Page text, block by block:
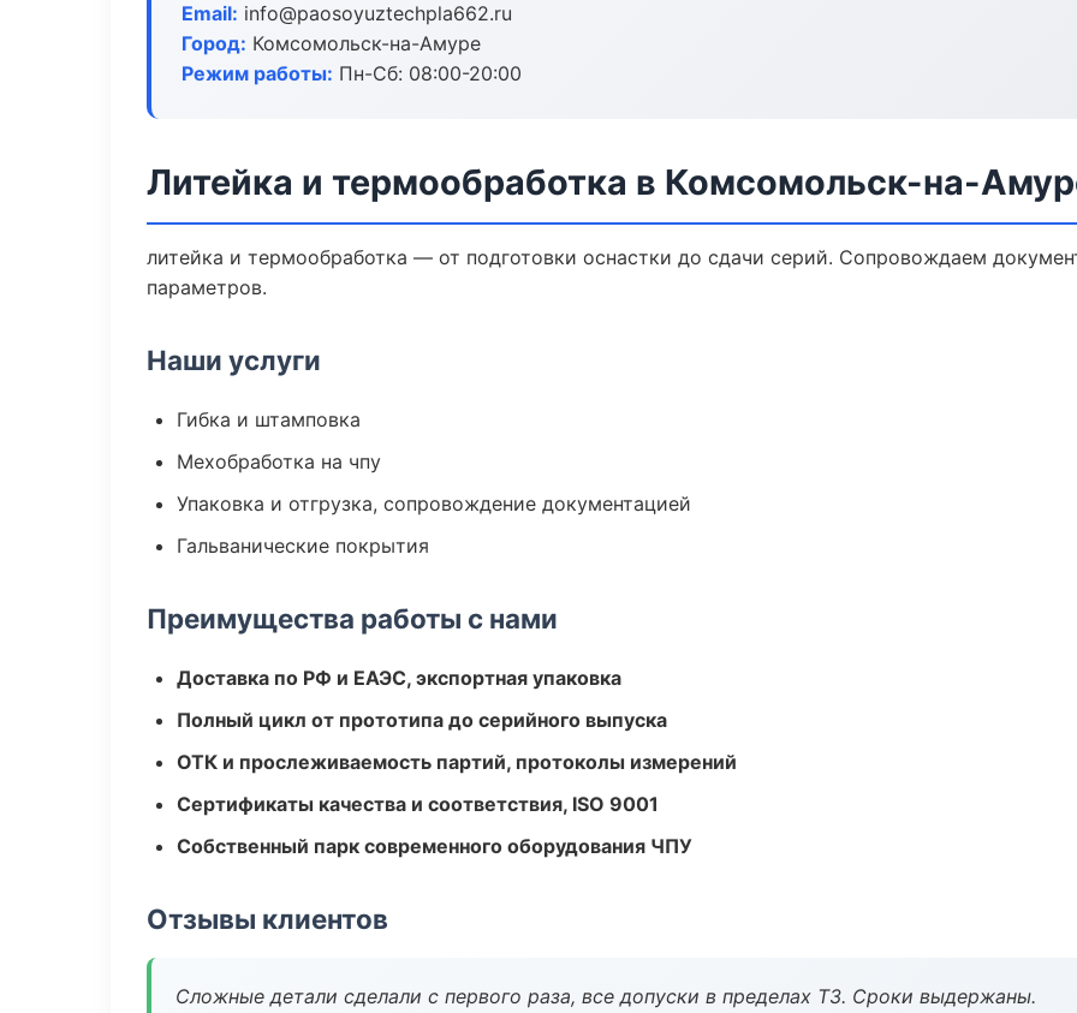
Email: info@paosoyuztechpla662.ru
Город: Комсомольск-на-Амуре
Режим работы: Пн-Сб: 08:00-20:00
Литейка и термообработка в Комсомольск-на-
литейка и термообработка — от подготовки оснастки до сдачи серий. Сопровождаем
параметров.
Наши услуги
Гибка и штамповка
Мехобработка на чпу
Упаковка и отгрузка, сопровождение документацией
Гальванические покрытия
Преимущества работы с нами
Доставка по РФ и ЕАЭС, экспортная упаковка
Полный цикл от прототипа до серийного выпуска
ОТК и прослеживаемость партий, протоколы измерений
Сертификаты качества и соответствия, ISO 9001
Собственный парк современного оборудования ЧПУ
Отзывы клиентов
Сложные детали сделали с первого раза, все допуски в пределах ТЗ. Сроки выдержаны.